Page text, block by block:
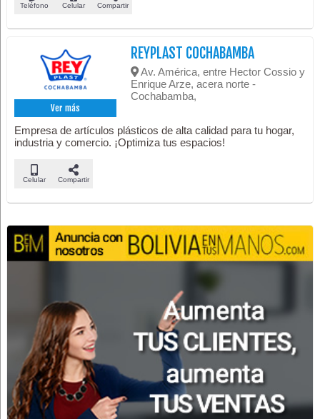
Teléfono Celular Compartir
Ver más
REYPLAST COCHABAMBA
Av. América, entre Hector Cossio y
Enrique Arze, acera norte -
Cochabamba,
Empresa de artículos plásticos de alta calidad para tu hogar,
industria y comercio. ¡Optimiza tus espacios!
Celular Compartir